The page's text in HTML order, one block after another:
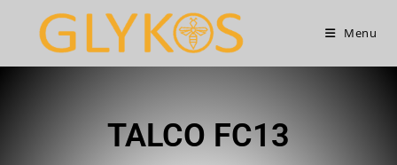
Menu
TALCO FC13